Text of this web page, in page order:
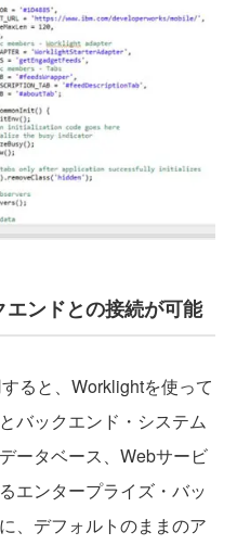
ンドとの接続が可能
ると、Worklightを使って
バックエンド・システム
ータベース、Webサービ
エンタープライズ・バッ
、デフォルトのままのア